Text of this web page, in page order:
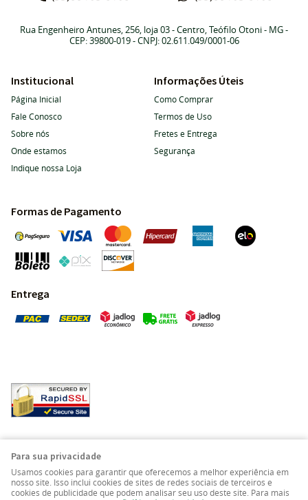
Rua Engenheiro Antunes, 256, loja 03-Centro, Teófilo Otoni- MG-
CEP: 39800-019- CNPJ: 02.611.049/0001-06
Institucional
Página Inicial
Fale Conosco
Sobre nós
Onde estamos
Indique nossa Loja
Informações Úteis
Como Comprar
Termos de Uso
Fretes e Entrega
Segurança
Formas de Pagamento
Entrega
LOJA VIRTUAL CRIADA POR
Para sua privacidade
Usamos cookies para garantir que oferecemos a melhor experiência em
nosso site. Isso inclui cookies de sites de redes sociais de terceiros e
cookies de publicidade que podem analisar seu uso deste site. Para mais